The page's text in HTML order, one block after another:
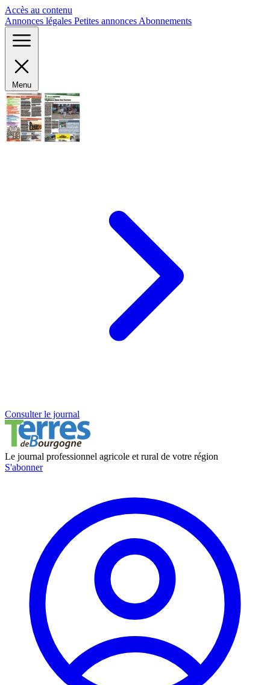
Accès au contenu
Annonces légales Petites annonces Abonnements
Menu
Consulter le journal
Le journal professionnel agricole et rural de votre région
S'abonner
Panneau de gestion des cookies